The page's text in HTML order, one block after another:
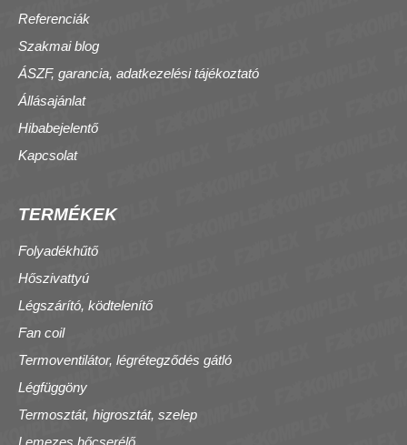
Referenciák
Szakmai blog
ÁSZF, garancia, adatkezelési tájékoztató
Állásajánlat
Hibabejelentő
Kapcsolat
TERMÉKEK
Folyadékhűtő
Hőszivattyú
Légszárító, ködtelenítő
Fan coil
Termoventilátor, légrétegződés gátló
Légfüggöny
Termosztát, higrosztát, szelep
Lemezes hőcserélő